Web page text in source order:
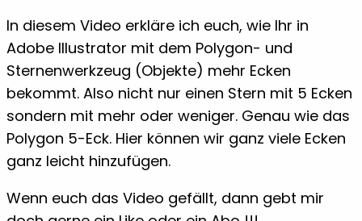
In diesem Video erkläre ich euch, wie Ihr in
Adobe Illustrator mit dem Polygon- und
Sternenwerkzeug (Objekte) mehr Ecken
bekommt. Also nicht nur einen Stern mit 5 Ecken
sondern mit mehr oder weniger. Genau wie das
Polygon 5-Eck. Hier können wir ganz viele Ecken
ganz leicht hinzufügen.
Wenn euch das Video gefällt, dann gebt mir